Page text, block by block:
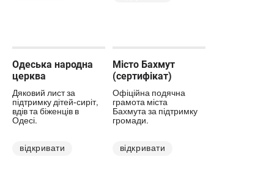
Одеська народна
церква
Дяковий лист за
підтримку дітей-сиріт,
вдів та біженців в
Одесі.
відкривати
Місто Бахмут
(сертифікат)
Офіційна подячна
грамота міста
Бахмута за підтримку
громади.
відкривати